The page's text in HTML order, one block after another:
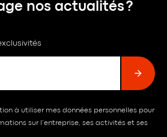
nos actualités ?
à utiliser mes données personnelles pour
sur l’entreprise, ses activités et ses